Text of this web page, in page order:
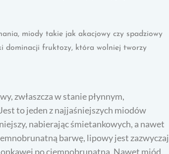
miody takie jak akacjowy czy spadziowy
dominacji fruktozy, która wolniej tworzy
zwłaszcza w stanie płynnym,
to jeden z najjaśniejszych miodów
nabierając śmietankowych, a nawet
barwę, lipowy jest zazwyczaj
po ciemnobrunatną. Nawet miód